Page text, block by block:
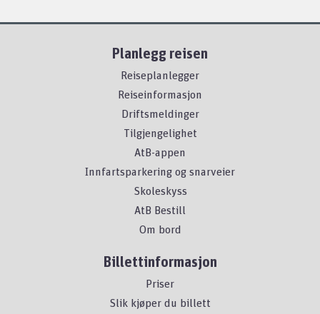
Planlegg reisen
Reiseplanlegger
Reiseinformasjon
Driftsmeldinger
Tilgjengelighet
AtB-appen
Innfartsparkering og snarveier
Skoleskyss
AtB Bestill
Om bord
Billettinformasjon
Priser
Slik kjøper du billett